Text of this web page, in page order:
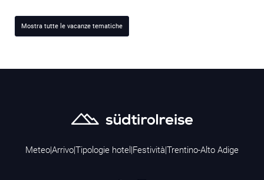
Mostra tutte le vacanze tematiche
Meteo|Arrivo|Tipologie hotel |Festività|Trentino-Alto Adige